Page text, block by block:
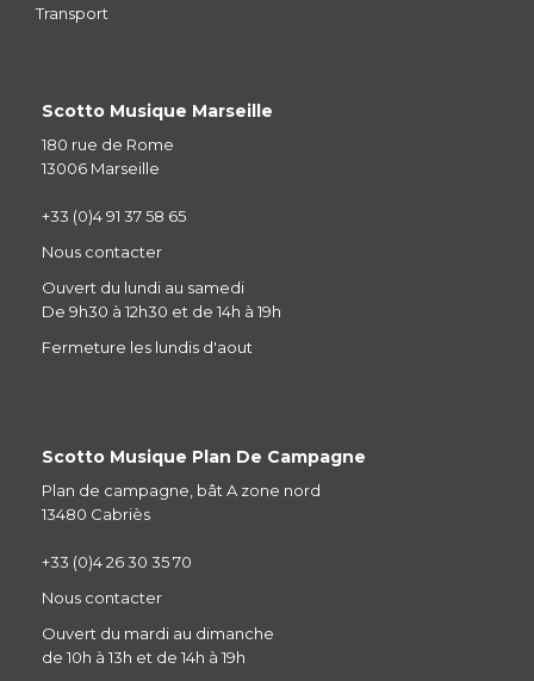
Transport
Scotto Musique Marseille
180 rue de Rome
13006 Marseille
+33 (0)4 91 37 58 65
Nous contacter
Ouvert du lundi au samedi
De 9h30 à 12h30 et de 14h à 19h
Fermeture les lundis d'aout
Scotto Musique Plan De Campagne
Plan de campagne, bât A zone nord
13480 Cabriès
+33 (0)4 26 30 35 70
Nous contacter
Ouvert du mardi au dimanche
de 10h à 13h et de 14h à 19h